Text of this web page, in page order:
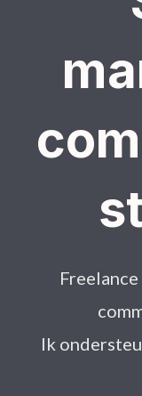
Ik